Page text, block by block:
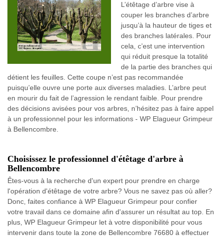
L’étêtage d’arbre vise à
couper les branches d’arbre
jusqu’à la hauteur de tiges et
des branches latérales. Pour
cela, c’est une intervention
qui réduit presque la totalité
de la partie des branches qui
détient les feuilles. Cette coupe n’est pas recommandée
puisqu’elle ouvre une porte aux diverses maladies. L’arbre peut
en mourir du fait de l’agression le rendant faible. Pour prendre
des décisions avisées pour vos arbres, n’hésitez pas à faire appel
à un professionnel pour les informations - WP Elagueur Grimpeur
à Bellencombre.
Choisissez le professionnel d'étêtage d'arbre à
Bellencombre
Êtes-vous à la recherche d'un expert pour prendre en charge
l'opération d'étêtage de votre arbre? Vous ne savez pas où aller?
Donc, faites confiance à WP Elagueur Grimpeur pour confier
votre travail dans ce domaine afin d'assurer un résultat au top. En
plus, WP Elagueur Grimpeur let à votre disponibilité pour vous
intervenir dans toute la zone de Bellencombre 76680 à effectuer